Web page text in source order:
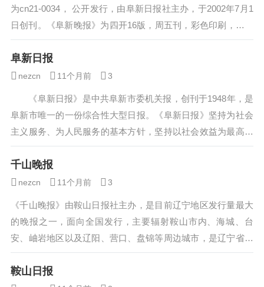
为cn21-0034， 公开发行，由阜新日报社主办，于2002年7月1
日创刊。《阜新晚报》为四开16版，周五刊，彩色印刷，采取
订阅和零售相结合的发...
阜新日报
nezcn 11个月前 3
《阜新日报》是中共阜新市委机关报，创刊于1948年，是
阜新市唯一的一份综合性大型日报。《阜新日报》坚持为社会
主义服务、为人民服务的基本方针，坚持以社会效益为最高准
则，宣传马克思列宁主义、毛泽东思想...
千山晚报
nezcn 11个月前 3
《千山晚报》由鞍山日报社主办，是目前辽宁地区发行量最大
的晚报之一，面向全国发行，主要辐射鞍山市内、海城、台
安、岫岩地区以及辽阳、营口、盘锦等周边城市，是辽宁省中
级城市中颇具影响力的大众传媒。 《千山...
鞍山日报